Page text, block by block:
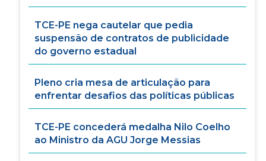
TCE-PE nega cautelar que pedia
suspensão de contratos de publicidade
do governo estadual
Pleno cria mesa de articulação para
enfrentar desafios das políticas públicas
TCE-PE concederá medalha Nilo Coelho
ao Ministro da AGU Jorge Messias